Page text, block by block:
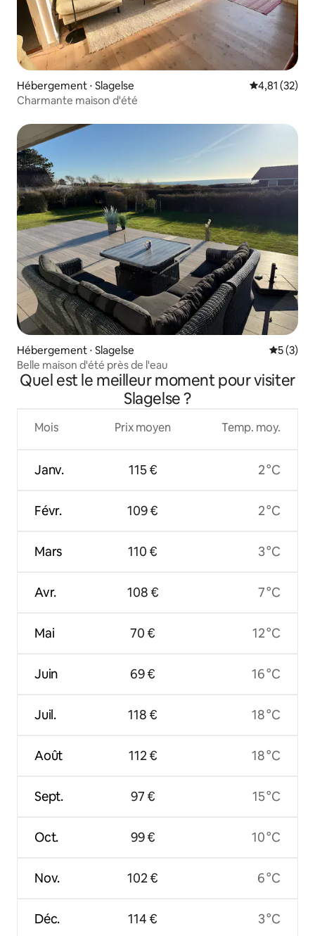
Hébergement ⋅ Slagelse Évaluation
4,81 (32)
Charmante maison d'été
Hébergement ⋅ Slagelse
5 (3)
Belle maison d'été près de l'eau
Quel est le meilleur moment pour visiter
Slagelse ?
Mois
Janv.
Févr.
Mars
Avr.
Mai
Juin
Juil.
Août
Sept.
Oct.
Nov.
Déc.
Prix moyen
115 €
109 €
110 €
108 €
70 €
69 €
118 €
112 €
97 €
99 €
102 €
114 €
Temp. moy.
2 °C
2 °C
3 °C
7 °C
12 °C
16 °C
18 °C
18 °C
15 °C
10 °C
6 °C
3 °C